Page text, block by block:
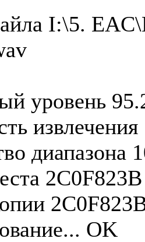
I:\5.
уровень
диапазона
2C0F823B
OK